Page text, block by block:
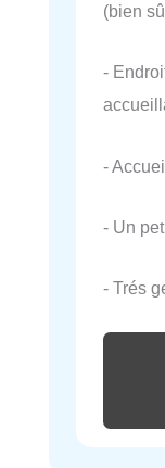
(bien
-
-
- Un
- Trés